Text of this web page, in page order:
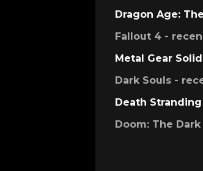
Dragon Age:
Fallout 4 -
Metal Gear
Dark Souls -
Death
Doom: The